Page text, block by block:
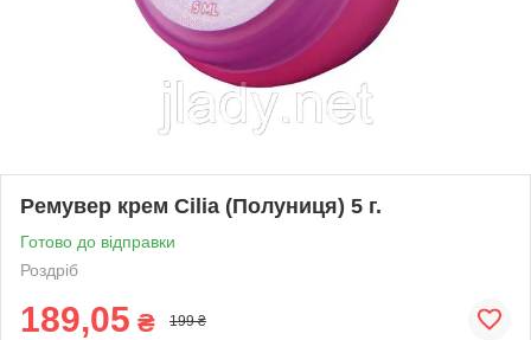
Ремувер крем Cilia (Полуниця) 5 г.
Готово до відправки
Роздріб
189,05 ₴ 199 ₴